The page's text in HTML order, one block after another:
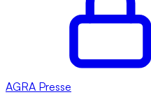
AGRA Presse